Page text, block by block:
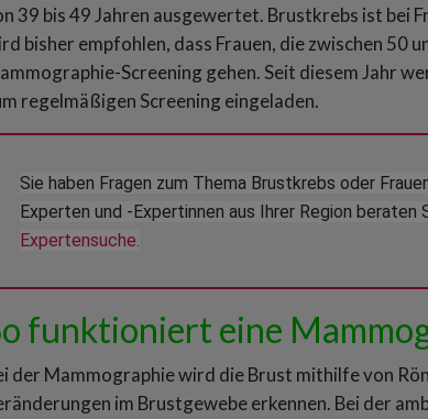
39 bis 49 Jahren ausgewertet. Brustkrebs ist bei
bisher empfohlen, dass Frauen, die zwischen 50
Screening gehen. Seit diesem Jahr
regelmäßigen Screening eingeladen.
Sie haben Fragen zum Thema Brustkrebs oder
Experten und -Expertinnen aus Ihrer Region beraten
Expertensuche.
funktioniert eine
der Mammographie wird die Brust mithilfe von
im Brustgewebe erkennen. Bei der